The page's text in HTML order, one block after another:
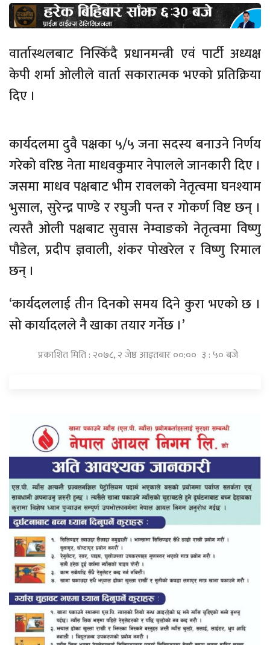
वार्तास्थलबाट निस्किँदै प्रधानमन्त्री एवं पार्टी अध्यक्ष
केपी शर्मा ओलीले वार्ता सकारात्मक भएको प्रतिक्रिया
दिए ।
कार्यदलमा दुवै पक्षका ५/५ जना सदस्य बनाउने निर्णय
गरेको वरिष्ठ नेता माधवकुमार नेपालले जानकारी दिए ।
जसमा माधव पक्षबाट भीम रावलको नेतृत्वमा घनश्याम
भुसाल, सुरेन्द्र पाण्डे र रघुजी पन्त र गोकर्ण विष्ट छन् ।
त्यस्तै ओली पक्षबाट सुवास नेम्वाङको नेतृत्वमा विष्णु
पौडेल, प्रदीप ज्ञवाली, शंकर पोखरेल र विष्णु रिमाल
छन् ।
‘कार्यदललाई तीन दिनको समय दिने कुरा भएको छ ।
सो कार्यादलले नै खाका तयार गर्नेछ ।’
प्रकाशित मिति : २०७८, २ जेष्ठ आइतबार ००:०० ३ : ५० बजे